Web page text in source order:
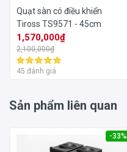
Quạt sàn có điều khiển
Tiross TS9571 - 45cm
1,570,000₫
2,100,000₫
45 đánh giá
Sản phẩm liên quan
-33%